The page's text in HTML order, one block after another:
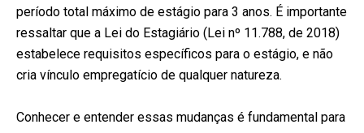
período total máximo de estágio para 3 anos. É importante
ressaltar que a Lei do Estagiário (Lei nº 11.788, de 2018)
estabelece requisitos específicos para o estágio, e não
cria vínculo empregatício de qualquer natureza.
Conhecer e entender essas mudanças é fundamental para